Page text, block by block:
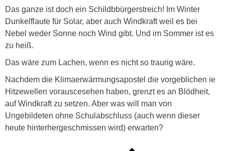
Das ganze ist doch ein Schildbbürgerstreich! Im Winter
Dunkelflaute für Solar, aber auch Windkraft weil es bei
Nebel weder Sonne noch Wind gibt. Und im Sommer ist es
zu heiß.
Das wäre zum Lachen, wenn es nicht so traurig wäre.
Nachdem die Klimaerwärmungsapostel die vorgeblichen ie
Hitzewellen vorauscesehen haben, grenzt es an Blödheit,
auf Windkraft zu setzen. Aber was will man von
Ungebildeten ohne Schulabschluss (auch wenn dieser
heute hinterhergeschmissen wird) erwarten?